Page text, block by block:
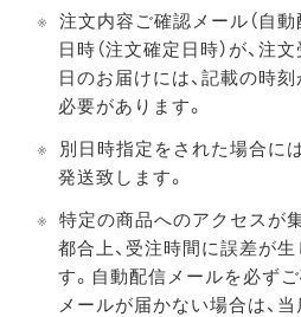
注文内容ご確認メール（自
日時（注文確定日時）が、注
日のお届けには、記載の時
必要があります。
別日時指定をされた場合に
発送致します。
特定の商品へのアクセスが
都合上、受注時間に誤差が
す。自動配信メールを必ず
メールが届かない場合は、